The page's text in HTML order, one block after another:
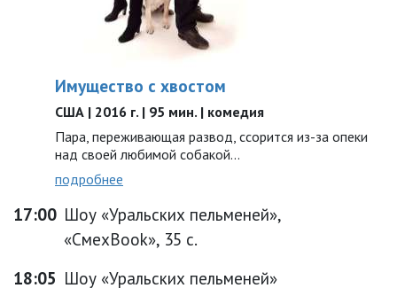
Имущество с хвостом
США | 2016 г. | 95 мин. | комедия
Пара, переживающая развод, ссорится из-за опеки
над своей любимой собакой…
подробнее
17:00 Шоу «Уральских пельменей»,
«СмехBook», 35 с.
18:05 Шоу «Уральских пельменей»